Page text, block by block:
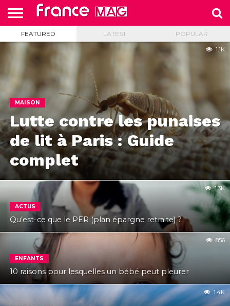
HELLO
FROM
FRANCE
HOME
TEST
SLIDE
FEATURED LATEST POPULAR
MAISON
Lutte contre les punaises
de lit à Paris : Guide
complet
1.1K
ACTUS
Qu’est-ce que le PER (plan épargne retraite) ?
1.3K
ENFANTS
10 raisons pour lesquelles un bébé peut pleurer
856
1.4K